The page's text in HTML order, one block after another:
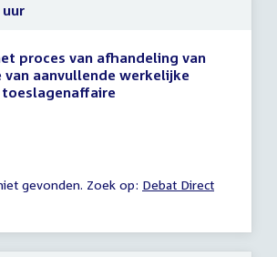
uur
proces van afhandeling van
van aanvullende werkelijke
toeslagenaffaire
gevonden. Zoek op: External
Debat Direct